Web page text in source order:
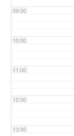
09:00
10:00
11:00
12:00
13:00